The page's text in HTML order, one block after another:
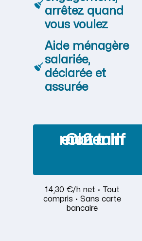
arrêtez quand
vous voulez
Aide ménagère
salariée,
déclarée et
assurée
Obtenir mon tarif en 2 min
14,30 €/h net · Tout
compris · Sans carte
bancaire